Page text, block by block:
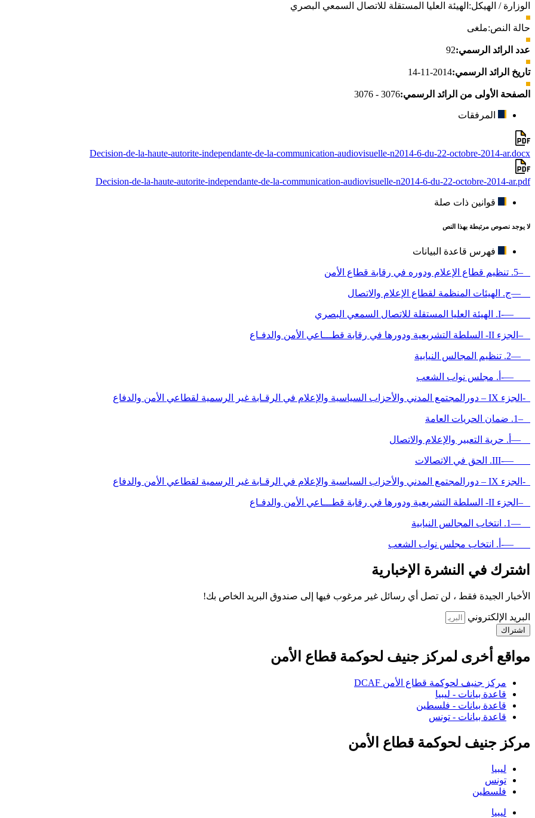
الوزارة / الهيكل: الهيئة العليا المستقلة للاتصال السمعي البصري
حالة النص:ملغى
عدد الرائد الرسمي:92
تاريخ الرائد الرسمي:2014-11-14
الصفحة الأولى من الرائد الرسمي:3076 - 3076
المرفقات
Decision-de-la-haute-autorite-independante-de-la-communication-audiovisuelle-n2014-6-du-22-octobre-2014-ar.docx
Decision-de-la-haute-autorite-independante-de-la-communication-audiovisuelle-n2014-6-du-22-octobre-2014-ar.pdf
قوانين ذات صلة
لا يوجد نصوص مرتبطة بهذا النص
فهرس قاعدة البيانات
–5. تنظيم قطاع الإعلام ودوره في رقابة قطاع الأمن
—ج. الهيئات المنظمة لقطاع الإعلام والاتصال
—-I. الهيئة العليا المستقلة للاتصال السمعي البصري
–الجزء II- السلطة التشريعية ودورها في رقابة قطـــاعي الأمن والدفـاع
—2. تنظيم المجالس النيابية
—-أ. مجلس نواب الشعب
-الجزء IX – دورالمجتمع المدني والأحزاب السياسية والإعلام في الرقـابة غير الرسمية لقطاعي الأمن والدفاع
–1. ضمان الحريات العامة
—أ. حرية التعبير والإعلام والاتصال
—-III. الحق في الاتصالات
-الجزء IX – دورالمجتمع المدني والأحزاب السياسية والإعلام في الرقـابة غير الرسمية لقطاعي الأمن والدفاع
–الجزء II- السلطة التشريعية ودورها في رقابة قطـــاعي الأمن والدفـاع
—1. انتخاب المجالس النيابية
—-أ. انتخاب مجلس نواب الشعب
اشترك في النشرة الإخبارية
الأخبار الجيدة فقط ، لن تصل أي رسائل غير مرغوب فيها إلى صندوق البريد الخاص بك!
البريد الإلكتروني
اشتراك
مواقع أخرى لمركز جنيف لحوكمة قطاع الأمن
مركز جنيف لحوكمة قطاع الأمن DCAF
قاعدة بيانات - ليبيا
قاعدة بيانات - فلسطين
قاعدة بيانات - تونس
مركز جنيف لحوكمة قطاع الأمن
ليبيا
تونس
فلسطين
ليبيا